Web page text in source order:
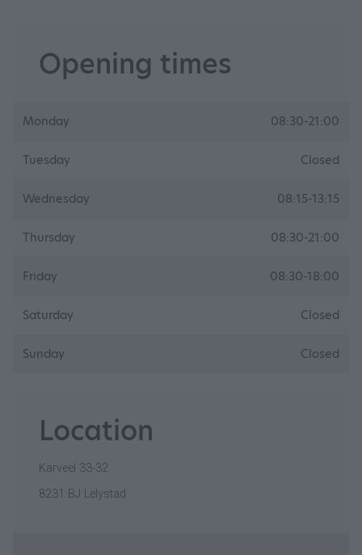
Opening times
Monday 08:30-21:00
Tuesday Closed
Wednesday 08:15-13:15
Thursday 08:30-21:00
Friday 08:30-18:00
Saturday Closed
Sunday Closed
Location
Karveel 33-32
8231 BJ Lelystad